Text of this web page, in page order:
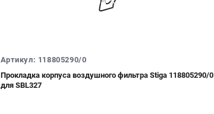
Артикул: 118805290/0
Прокладка корпуса воздушного фильтра Stiga 118805290/0
для SBL327